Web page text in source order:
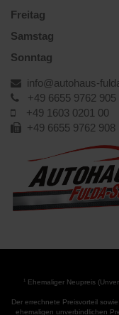
Freitag
Samstag
Sonntag
info@autohaus-
+49 6655 9762 905
+49 1603 0201 00
+49 6655 9762 908
1Ehemaliger Neupreis
Der errechnete Preisvorteil
ehemaligen unverbindlichen